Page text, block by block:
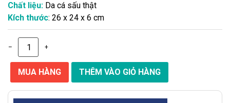
Chất liệu: Da cá sấu thật
Kích thước: 26 x 24 x 6 cm
– +